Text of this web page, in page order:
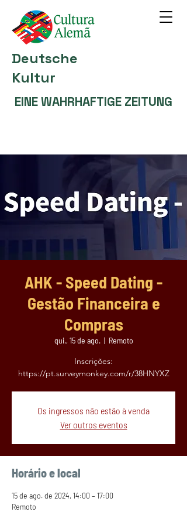
Deutsche
Kultur
EINE WAHRHAFTIGE ZEITUNG
AHK - Speed Dating -
Gestão Financeira e
Compras
qui., 15 de ago.
  |
Remoto
Inscrições:
https://pt.surveymonkey.com/r/38HNYXZ
Os ingressos não estão à venda
Ver outros eventos
Horário e local
15 de ago. de 2024, 14:00 – 17:00
Remoto